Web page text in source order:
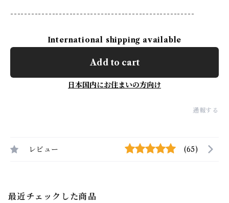
-----------------------------------------------------
International shipping available
Add to cart
日本国内にお住まいの方向け
通報する
レビュー (65)
最近チェックした商品